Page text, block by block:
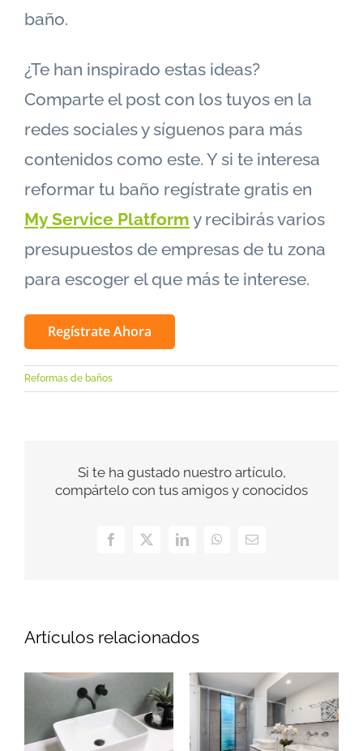
baño.
¿Te han inspirado estas ideas?
Comparte el post con los tuyos en la
redes sociales y síguenos para más
contenidos como este. Y si te interesa
reformar tu baño regístrate gratis en
My Service Platform y recibirás varios
presupuestos de empresas de tu zona
para escoger el que más te interese.
Regístrate Ahora
Reformas de baños
Si te ha gustado nuestro artículo,
compártelo con tus amigos y conocidos
Facebook
X LinkedInWhatsAppCorreo
Artículos relacionados